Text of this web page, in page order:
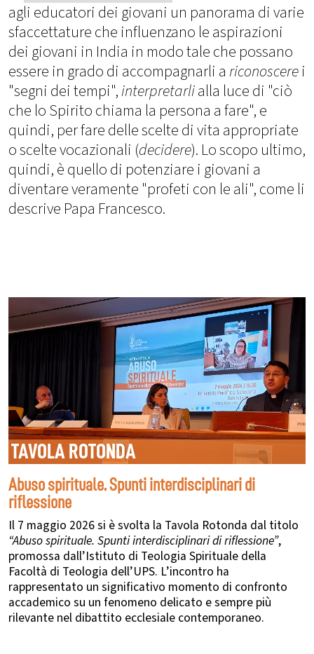
agli educatori dei giovani un panorama di varie
sfaccettature che influenzano le aspirazioni
dei giovani in India in modo tale che possano
essere in grado di accompagnarli a riconoscerei
"segni dei tempi",interpretarlialla luce di "ciò
che lo Spirito chiama la persona a fare", e
quindi, per fare delle scelte di vita appropriate
o scelte vocazionali (decidere). Lo scopo ultimo,
quindi, è quello di potenziare i giovani a
diventare veramente "profeti con le ali", come li
descrive Papa Francesco.
TAVOLA ROTONDA
Abuso spirituale. Spunti interdisciplinari di
riflessione
Il 7 maggio 2026 si è svolta la Tavola Rotonda dal titolo
“Abuso spirituale. Spunti interdisciplinari di riflessione”,
promossa dall’Istituto di Teologia Spirituale della
Facoltà di Teologia dell’UPS. L’incontro ha
rappresentato un significativo momento di confronto
accademico su un fenomeno delicato e sempre più
rilevante nel dibattito ecclesiale contemporaneo.